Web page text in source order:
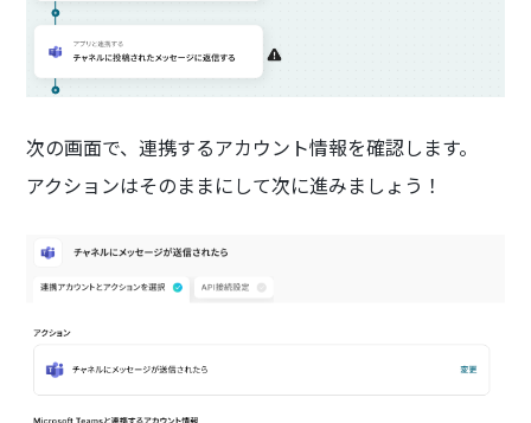
次の画面で、連携するアカウント情報を確認します。
アクションはそのままにして次に進みましょう！